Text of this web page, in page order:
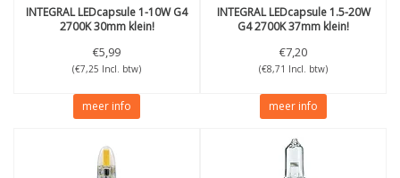
INTEGRALLEDcapsule 1-10W G4
2700K 30mm klein!
€5,99
(€7,25 Incl. btw)
meer info
INTEGRALLEDcapsule 1.5-20W
G4 2700K 37mm klein!
€7,20
(€8,71 Incl. btw)
meer info